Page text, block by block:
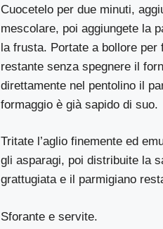
Cuocetelo per due minuti,
mescolare, poi aggiungete la
la frusta. Portate a bollore
restante senza spegnere il
direttamente nel pentolino il
formaggio è già sapido di suo.
Tritate l’aglio finemente ed
gli asparagi, poi distribuite la
grattugiata e il parmigiano
Sforante e servite.